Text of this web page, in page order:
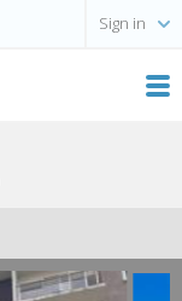
Sign in